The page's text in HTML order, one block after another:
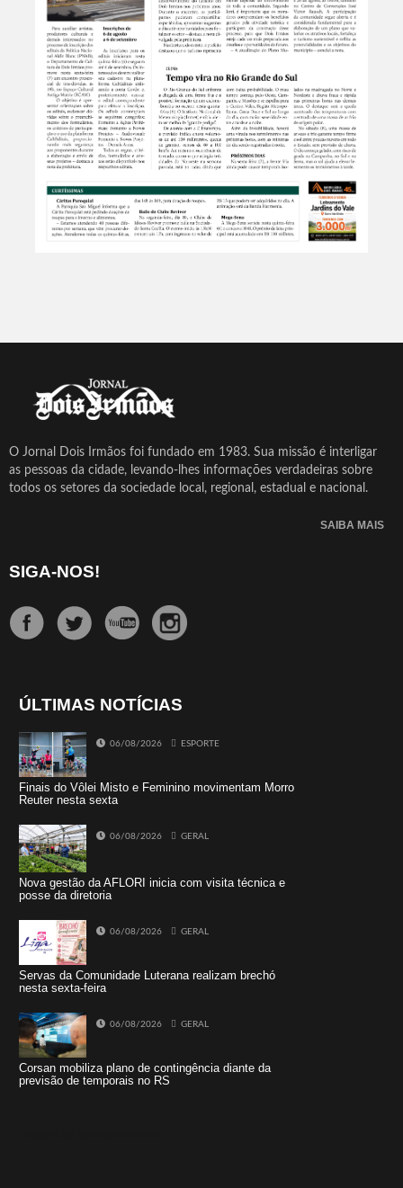
O Jornal Dois Irmãos foi fundado em 1983. Sua missão é interligar
as pessoas da cidade, levando-lhes informações verdadeiras sobre
todos os setores da sociedade local, regional, estadual e nacional.
SAIBA MAIS
SIGA-NOS!
ÚLTIMAS NOTÍCIAS
06/08/2026 ESPORTE
Finais do Vôlei Misto e Feminino movimentam Morro
Reuter nesta sexta
06/08/2026 GERAL
Nova gestão da AFLORI inicia com visita técnica e
posse da diretoria
06/08/2026 GERAL
Servas da Comunidade Luterana realizam brechó
nesta sexta-feira
06/08/2026 GERAL
Corsan mobiliza plano de contingência diante da
previsão de temporais no RS